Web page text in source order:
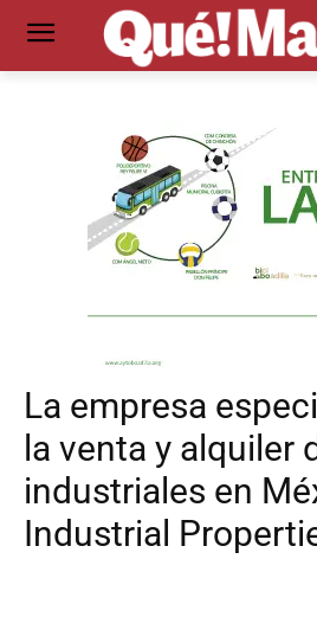
La empresa
la venta y alquiler
industriales en
Industrial